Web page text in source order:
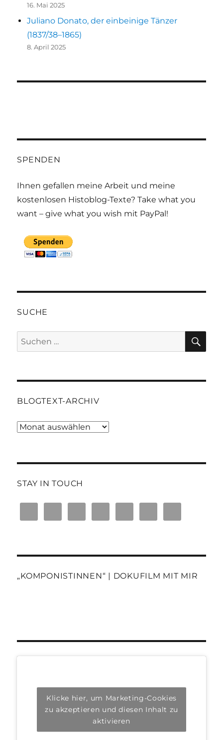
16. Mai 2025
Juliano Donato, der einbeinige Tänzer
(1837/38–1865)
8. April 2025
SPENDEN
Ihnen gefallen meine Arbeit und meine
kostenlosen Histoblog-Texte? Take what you
want – give what you wish mit PayPal!
SUCHE
Suchen
nach:
BLOGTEXT-ARCHIV
Blogtext-
STAY IN TOUCH
„KOMPONISTINNEN“ | DOKUFILM MIT MIR
Klicke hier, um Marketing-Cookies
zu akzeptieren und diesen Inhalt zu
aktivieren